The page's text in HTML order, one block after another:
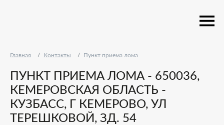
Главная Контакты Пункт приема лома
ПУНКТ ПРИЕМА ЛОМА - 650036,
КЕМЕРОВСКАЯ ОБЛАСТЬ -
КУЗБАСС, Г КЕМЕРОВО, УЛ
ТЕРЕШКОВОЙ, ЗД. 54